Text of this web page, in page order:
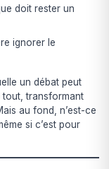
doit rester un
ignorer le
un débat peut
tout, transformant
au fond, n’est-ce
si c’est pour